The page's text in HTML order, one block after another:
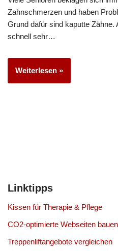
Zahnschmerzen und haben
Grund dafür sind kaputte Zähne.
schnell sehr…
Weiterlesen »
Linktipps
Kissen für Therapie & Pflege
CO2-optimierte Webseiten bauen
Treppenliftangebote vergleichen